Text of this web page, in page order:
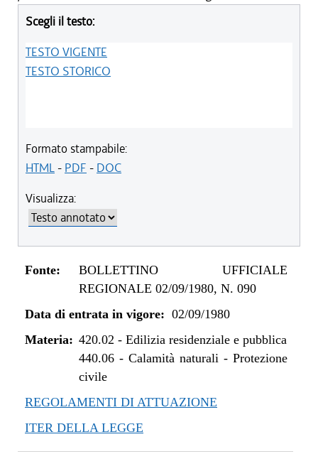
Scegli il testo:
TESTO VIGENTE
TESTO STORICO
Formato stampabile:
HTML- PDF - DOC
Visualizza:
Fonte:
BOLLETTINO UFFICIALE
REGIONALE 02/09/1980, N. 090
Data di entrata in vigore: 02/09/1980
Materia: 420.02 - Edilizia residenziale e pubblica
440.06- Calamità naturali - Protezione
civile
REGOLAMENTI DI ATTUAZIONE
ITER DELLA LEGGE